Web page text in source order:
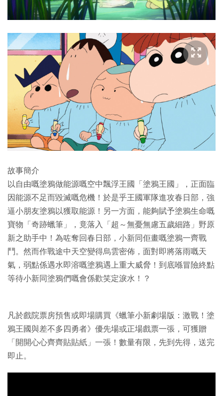
故事簡介
以自由嘅塗鴉做能源嘅空中飄浮王國「塗鴉王國」，正面臨
因能源不足而毀滅嘅危機！於是乎王國軍隊進攻春日部，強
逼小朋友塗鴉以獲取能源！另一方面，能夠賦予塗鴉生命嘅
寶物「奇跡蠟筆」，竟落入「超～無憂無慮五歲細路」野原
新之助手中！為咗奪回春日部，小新同佢畫嘅塗鴉一齊戰
鬥。然而作戰途中天空變得烏雲密佈，面對即將落雨嘅天
氣，弱點係遇水即溶嘅塗鴉遇上重大威脅！到底喺冒險終點
等待小新同塗鴉們嘅會係歡笑定淚水！？
凡於戲院票房預售或即場購買《蠟筆小新劇場版：激戰！塗
鴉王國與差不多四勇者》優先場或正場戲票一張，可獲贈
「開開心心齊齊貼貼紙」一張！數量有限，先到先得，送完
即止。